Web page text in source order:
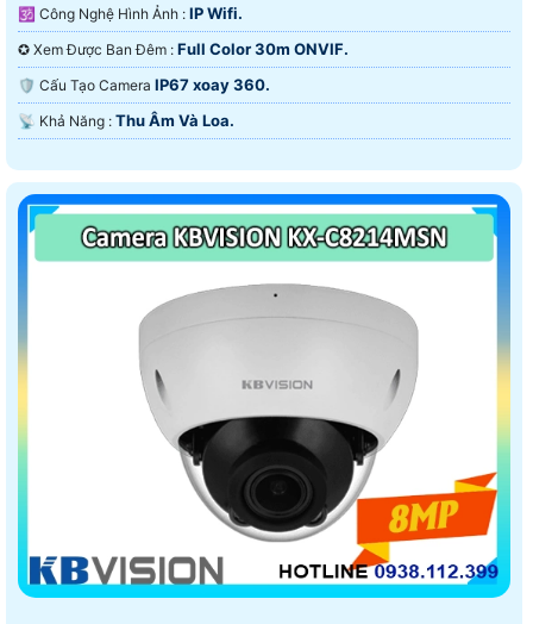
🕉️ Công Nghệ Hình Ảnh : IP Wifi.
✪ Xem Được Ban Đêm : Full Color 30m ONVIF.
🛡 Cấu Tạo Camera IP67 xoay 360.
️📡 Khả Năng : Thu Âm Và Loa.